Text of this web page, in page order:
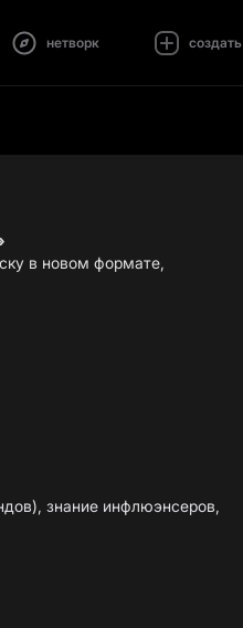
нетворк создать
в новом формате,
знание инфлюэнсеров,